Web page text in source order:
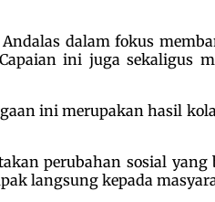
dalam fokus
ini juga sekaligus
ini merupakan hasil
perubahan sosial
langsung kepada